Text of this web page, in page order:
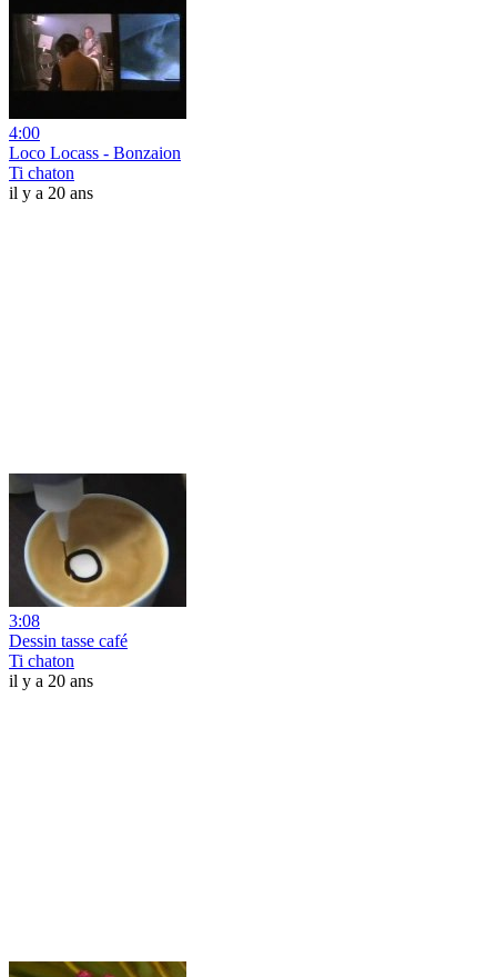
4:00
Loco Locass - Bonzaion
Ti chaton
il y a 20 ans
3:08
Dessin tasse café
Ti chaton
il y a 20 ans